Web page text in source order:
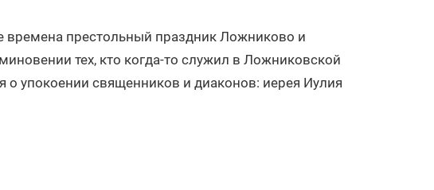
времена престольный праздник Ложниково и
тех, кто когда-то служил в Ложниковской
упокоении священников и диаконов: иерея Иулия